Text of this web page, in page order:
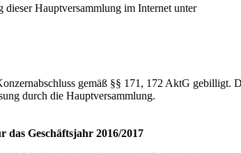
Hauptversammlung im Internet unter
gemäß §§ 171, 172 AktG gebilligt.
durch die Hauptversammlung.
das Geschäftsjahr 2016/2017